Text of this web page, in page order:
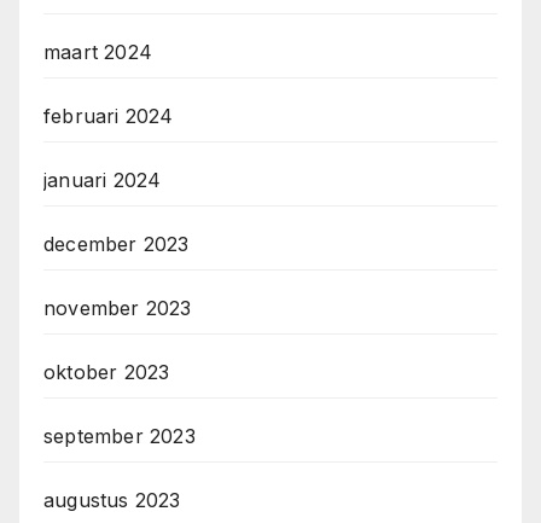
maart 2024
februari 2024
januari 2024
december 2023
november 2023
oktober 2023
september 2023
augustus 2023